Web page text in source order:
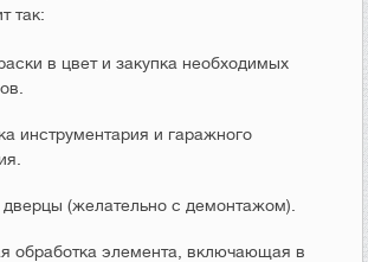
так:
в цвет и закупка необходимых
инструментария и гаражного
дверцы (желательно с демонтажом).
обработка элемента, включающая в